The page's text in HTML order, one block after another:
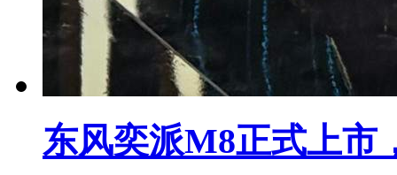
东风奕派M8正式上市